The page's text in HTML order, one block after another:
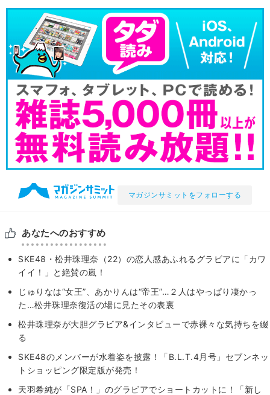
マガジンサミットをフォローする
あなたへのおすすめ
SKE48・松井珠理奈（22）の恋人感あふれるグラビアに「カワ
イイ！」と絶賛の嵐！
じゅりなは“女王”、あかりんは“帝王”…２人はやっぱり凄かっ
た…松井珠理奈復活の場に見たその表裏
松井珠理奈が大胆グラビア&インタビューで赤裸々な気持ちを綴
る
SKE48のメンバーが水着姿を披露！「B.L.T.4月号」セブンネッ
トショッピング限定版が発売！
天羽希純が「SPA！」のグラビアでショートカットに！「新し